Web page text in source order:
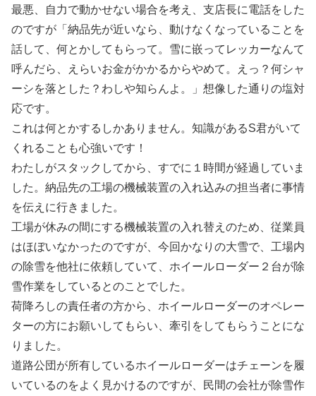
最悪、自力で動かせない場合を考え、支店長に電話をした
のですが「納品先が近いなら、動けなくなっていることを
話して、何とかしてもらって。雪に嵌ってレッカーなんて
呼んだら、えらいお金がかかるからやめて。えっ？何シャ
ーシを落とした？わしや知らんよ。」想像した通りの塩対
応です。
これは何とかするしかありません。知識があるS君がいて
くれることも心強いです！
わたしがスタックしてから、すでに１時間が経過していま
した。納品先の工場の機械装置の入れ込みの担当者に事情
を伝えに行きました。
工場が休みの間にする機械装置の入れ替えのため、従業員
はほぼいなかったのですが、今回かなりの大雪で、工場内
の除雪を他社に依頼していて、ホイールローダー２台が除
雪作業をしているとのことでした。
荷降ろしの責任者の方から、ホイールローダーのオペレー
ターの方にお願いしてもらい、牽引をしてもらうことにな
りました。
道路公団が所有しているホイールローダーはチェーンを履
いているのをよく見かけるのですが、民間の会社が除雪作